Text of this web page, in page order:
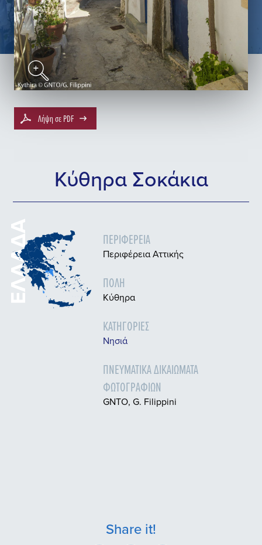
Λήψη σε PDF
Κύθηρα Σοκάκια
ΕΛΛΆΔΑ ΠΕΡΙΦΈΡΕΙΑ
Περιφέρεια Αττικής
ΠΌΛΗ
Κύθηρα
ΚΑΤΗΓΟΡΊΕΣ
Nησιά
ΠΝΕΥΜΑΤΙΚΆ ΔΙΚΑΙΏΜΑΤΑ
ΦΩΤΟΓΡΑΦΙΏΝ
GNTO, G. Filippini
Share it!